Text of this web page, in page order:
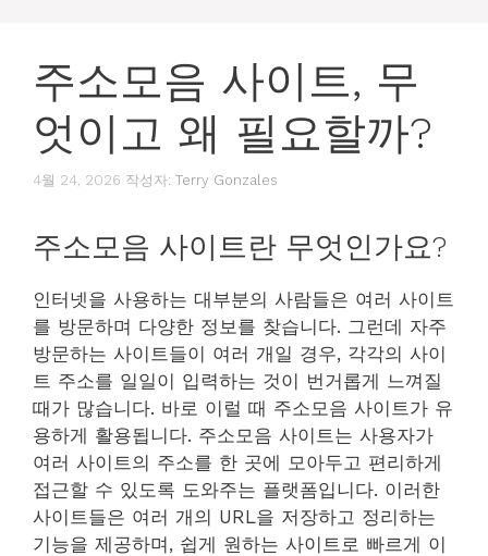
주소모음 사이트, 무
엇이고 왜 필요할까?
4월 24, 2026 작성자: Terry Gonzales
주소모음 사이트란 무엇인가요?
인터넷을 사용하는 대부분의 사람들은 여러 사이트
를 방문하며 다양한 정보를 찾습니다. 그런데 자주
방문하는 사이트들이 여러 개일 경우, 각각의 사이
트 주소를 일일이 입력하는 것이 번거롭게 느껴질
때가 많습니다. 바로 이럴 때 주소모음 사이트가 유
용하게 활용됩니다. 주소모음 사이트는 사용자가
여러 사이트의 주소를 한 곳에 모아두고 편리하게
접근할 수 있도록 도와주는 플랫폼입니다. 이러한
사이트들은 여러 개의 URL을 저장하고 정리하는
기능을 제공하며, 쉽게 원하는 사이트로 빠르게 이